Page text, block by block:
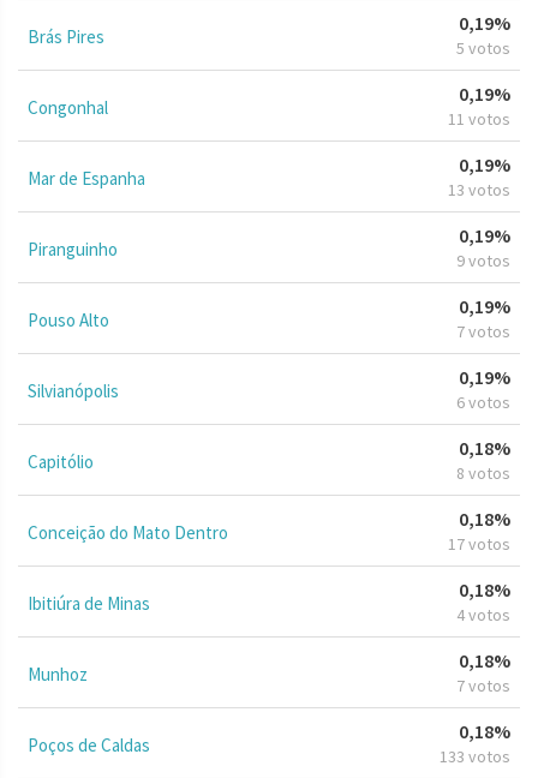
Brás Pires
0,19%
5 votos
Congonhal
0,19%
11 votos
Mar de Espanha
0,19%
13 votos
Piranguinho
0,19%
9 votos
Pouso Alto
0,19%
7 votos
Silvianópolis
0,19%
6 votos
Capitólio
0,18%
8 votos
Conceição do Mato Dentro
0,18%
17 votos
Ibitiúra de Minas
0,18%
4 votos
Munhoz
0,18%
7 votos
Poços de Caldas
0,18%
133 votos